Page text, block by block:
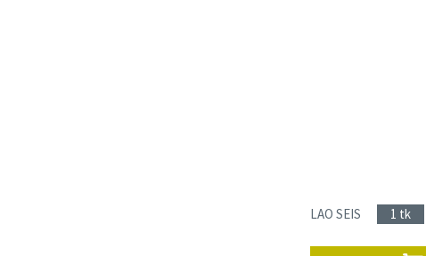
LAO SEIS 1 tk